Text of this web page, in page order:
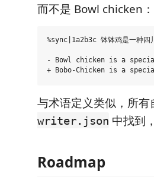
而不是 Bowl chicken：
%sync|1a2b3c 钵钵鸡是一种四
- Bowl chicken is a
与术语定义类似，所
writer.json 中找到
Roadmap